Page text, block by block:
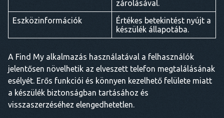
zárolásával.
Eszközinformációk
Értékes betekintést nyújt a
készülék állapotába.
A Find My alkalmazás használatával a felhasználók
jelentősen növelhetik az elveszett telefon megtalálásának
esélyét. Erős funkciói és könnyen kezelhető felülete miatt
a készülék biztonságban tartásához és
visszaszerzéséhez elengedhetetlen.